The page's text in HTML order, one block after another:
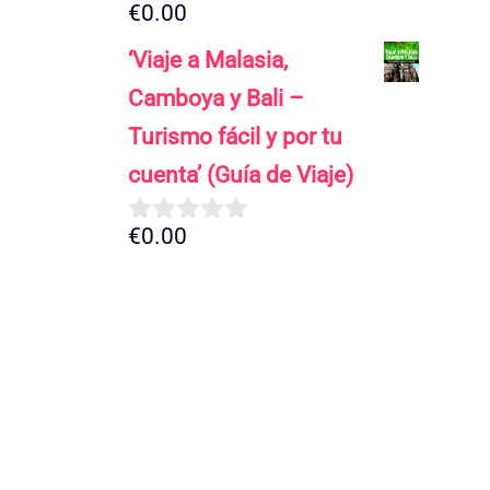
0
e
5
€0.00
‘Viaje a Malasia,
Camboya y Bali –
Turismo fácil y por tu
cuenta’ (Guía de Viaje)
0
€0.00